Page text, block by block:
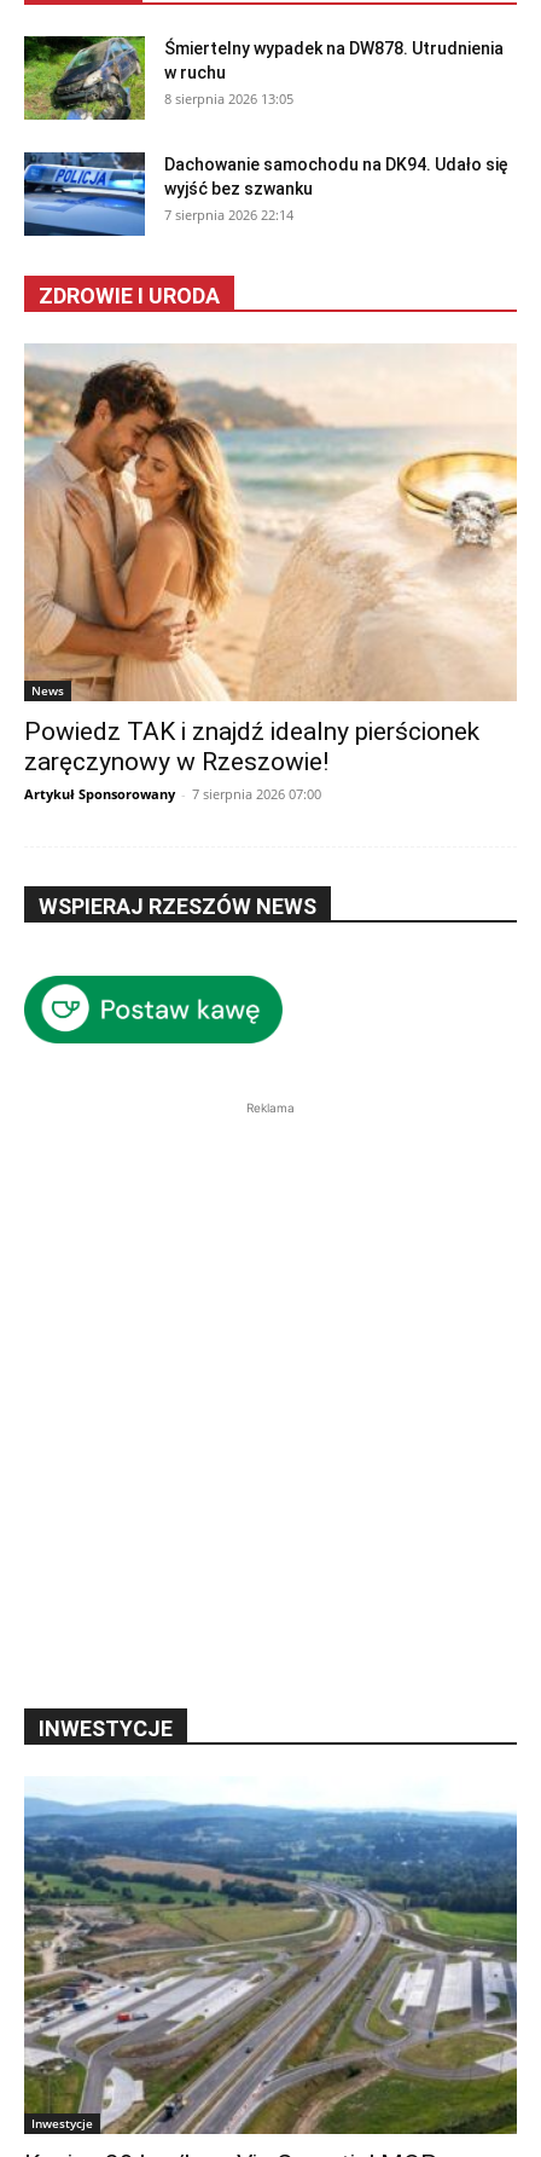
Śmiertelny wypadek na DW878. Utrudnienia
w ruchu
8 sierpnia 2026 13:05
Dachowanie samochodu na DK94. Udało się
wyjść bez szwanku
7 sierpnia 2026 22:14
ZDROWIE I URODA
News
Powiedz TAK i znajdź idealny pierścionek
zaręczynowy w Rzeszowie!
Artykuł Sponsorowany - 7 sierpnia 2026 07:00
WSPIERAJ RZESZÓW NEWS
Reklama
INWESTYCJE
Inwestycje